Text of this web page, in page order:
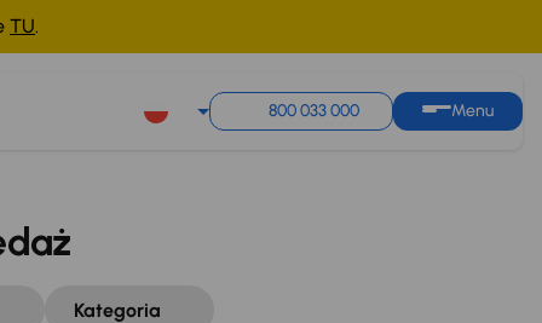
TU.
800 033 000 Menu
Kategoria